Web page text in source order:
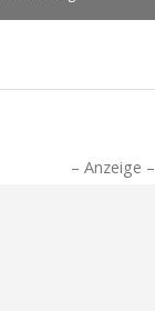
– Anzeige –